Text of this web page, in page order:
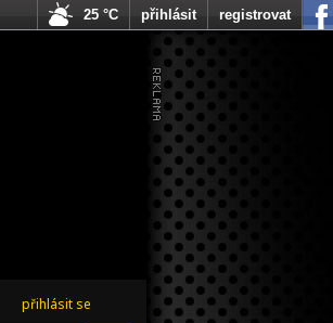
přihlásit se
25 °C přihlásit registrovat